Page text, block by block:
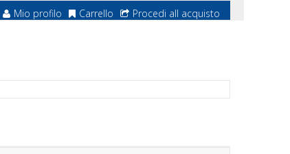
Mio profilo Carrello Procedi all acquisto